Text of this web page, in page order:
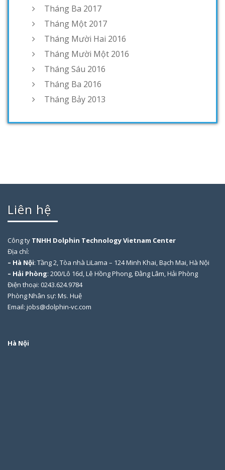
Tháng Ba 2017
Tháng Một 2017
Tháng Mười Hai 2016
Tháng Mười Một 2016
Tháng Sáu 2016
Tháng Ba 2016
Tháng Bảy 2013
Liên hệ
Công ty TNHH Dolphin Technology Vietnam Center
Địa chỉ:
– Hà Nội: Tầng 2, Tòa nhà LiLama – 124 Minh Khai, Bạch Mai, Hà Nội
– Hải Phòng: 200/Lô 16d, Lê Hồng Phong, Đằng Lâm, Hải Phòng
Điện thoại: 0243.624.9784
Phòng Nhân sự: Ms. Huệ
Email: jobs@dolphin-vc.com
Hà Nội